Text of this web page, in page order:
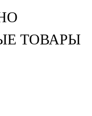
ТОВАРЫ